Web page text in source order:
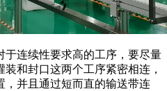
于连续性要求高的工序，要尽量
和封口这两个工序紧密相连，
，并且通过短而直的输送带连